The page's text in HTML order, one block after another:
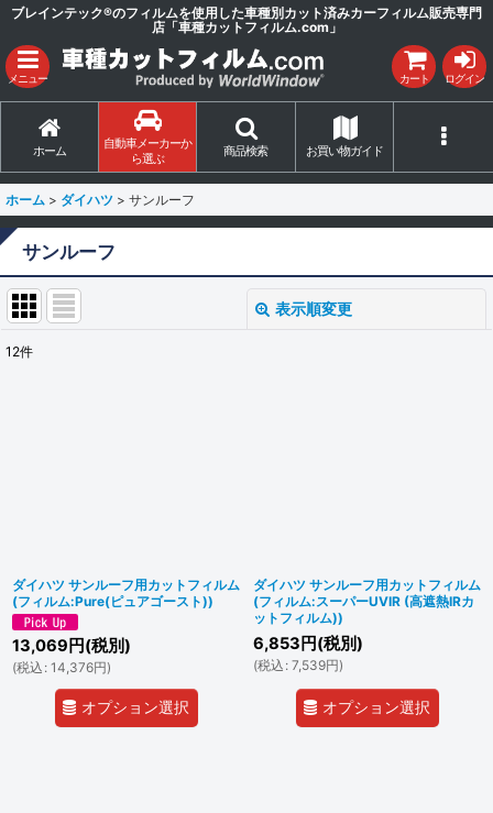
ブレインテック®のフィルムを使用した車種別カット済みカーフィルム販売専門
店「車種カットフィルム.com」
メニュー カート ログイン
ホーム
自動車メーカーか
ら選ぶ
商品検索 お買い物ガイド
ホーム > ダイハツ > サンルーフ
サンルーフ
表示順変更
12件
ダイハツ サンルーフ用カットフィルム
(フィルム:Pure(ピュアゴースト))
13,069 円(税別)
(税込 : 14,376円)
オプション選択
ダイハツ サンルーフ用カットフィルム
(フィルム:スーパーUVIR (高遮熱IRカ
ットフィルム))
6,853 円(税別)
(税込 : 7,539円)
オプション選択